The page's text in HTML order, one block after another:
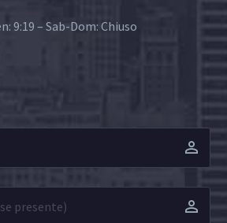
9:19 – Sab-Dom: Chiuso